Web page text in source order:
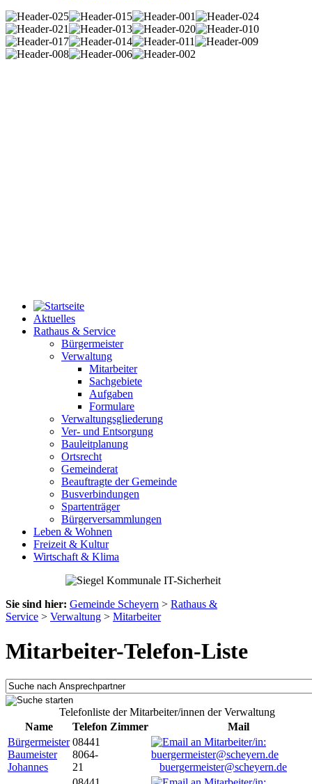
Aktuelles
Rathaus & Service
Bürgermeister
Verwaltung
Mitarbeiter
Sachgebiete
Aufgaben
Formulare
Verwaltungsgliederung
Ver- und Entsorgung
Bauleitplanung
Ortsrecht
Gemeinderat
Beauftragte der Gemeinde
Busverbindungen
Spartenträger
Bürgerversammlungen
Leben & Wohnen
Freizeit & Kultur
Wirtschaft & Klima
Sie sind hier: Gemeinde Scheyern > Rathaus &
Service > Verwaltung > Mitarbeiter
Mitarbeiter-Telefon-Liste
Telefonliste der Mitarbeiter/innen der Verwaltung
Name
Telefon Zimmer
Mail
Bürgermeister
Baumeister
Johannes
08441
8064-
21
buergermeister@scheyern.de